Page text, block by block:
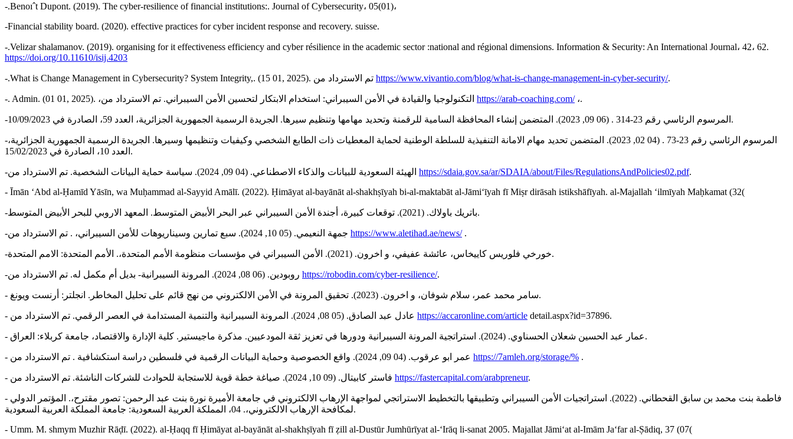
-.Benoıˆt Dupont. (2019). The cyber-resilience of financial institutions:. Journal of Cybersecurity، 05(01)،
-Financial stability board. (2020). effective practices for cyber incident response and recovery. suisse.
-.Velizar shalamanov. (2019). organising for it effectiveness efficiency and cyber résilience in the academic sector :national and régional dimensions. Information & Security: An International Journal، 42، 62.
https://doi.org/10.11610/isij.4203
https://www.vivantio.com/blog/what-is-change-management-in-cyber-security/.
https://arab-coaching.com/،.
-المرسوم الرئاسي رقم 23-314 . (06 09, 2023). المتضمن إنشاء المحافظة السامية للرقمنة وتحديد مهامها وتنظيم سيرها. الجريدة الرسمية الجمهورية الجزائرية، العدد 59، الصادرة في 10/09/2023.
-المرسوم الرئاسي رقم 23-73 . (04 02, 2023). المتضمن تحديد مهام الامانة التنفيذية للسلطة الوطنية لحماية المعطيات ذات الطابع الشخصي وكيفيات وتنظيمها وسيرها. الجريدة الرسمية الجمهورية الجزائرية،
العدد 10، الصادرة في 15/02/2023.
https://sdaia.gov.sa/ar/SDAIA/about/Files/RegulationsAndPolicies02.pdf.
- Īmān ʻAbd al-Ḥamīd Yāsīn, wa Muḥammad al-Sayyid Amālī. (2022). Ḥimāyat al-bayānāt al-shakhṣīyah bi-al-maktabāt al-Jāmiʻīyah fī Miṣr dirāsah istikshāfīyah. al-Majallah ʻilmīyah Maḥkamat (32(
-باتريك باولاك. (2021). توقعات كبيرة، أجندة الأمن السيبراني عبر البحر الأبيض المتوسط. المعهد الاروبي للبحر الأبيض المتوسط.
https://www.aletihad.ae/news/.
-خورخي فلوريس كاييخاس، عائشة عفيفي، و اخرون. (2021). الأمن السيبراني في مؤسسات منظومة الأمم المتحدة،. الأمم المتحدة: الامم المتحدة.
https://robodin.com/cyber-resilience/.
- سامر محمد عمر، سلام شوفان، و اخرون. (2023). تحقيق المرونة في الأمن الالكتروني من نهج قائم على تحليل المخاطر. انجلتر: أرنست ويونغ.
https://accaronline.com/article detail.aspx?id=37896.
- عمار عبد الحسين شعلان الحسناوي. (2024). استراتجية المرونة السيبرانية ودورها في تعزيز ثقة المودعيين. مذكرة ماجيستير. كلية الإدارة والاقتصاد، جامعة كربلاء: العراق.
https://7amleh.org/storage/% .
https://fastercapital.com/arabpreneur.
- فاطمة بنت محمد بن سابق القحطاني. (2022). استراتجيات الأمن السيبراني وتطبيقها بالتخطيط الاستراتجي لمواجهة الإرهاب الالكتروني في جامعة الأميرة نورة بنت عبد الرحمن: تصور مقترح،. المؤتمر الدولي
لمكافحة الإرهاب الالكتروني،. 04، المملكة العربية السعودية: جامعة المملكة العربية السعودية.
- Umm. M. shmym Muzhir Rāḍī. (2022). al-Ḥaqq fī Ḥimāyat al-bayānāt al-shakhṣīyah fī ẓill al-Dustūr Jumhūrīyat al-ʻIrāq li-sanat 2005. Majallat Jāmiʻat al-Imām Jaʻfar al-Ṣādiq, 37 (07(